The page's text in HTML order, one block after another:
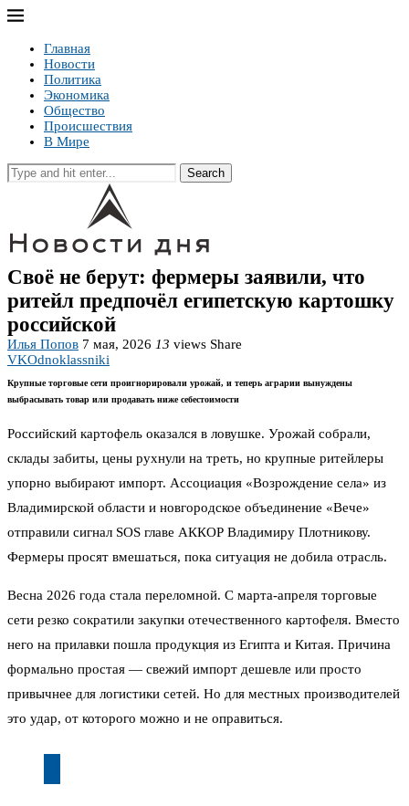
Главная
Новости
Политика
Экономика
Общество
Происшествия
В Мире
Search
Своё не берут: фермеры заявили, что
ритейл предпочёл египетскую картошку
российской
Илья Попов 7 мая, 2026 13 views Share
VKOdnoklassniki
Крупные торговые сети проигнорировали урожай, и теперь аграрии вынуждены
выбрасывать товар или продавать ниже себестоимости
Российский картофель оказался в ловушке. Урожай собрали,
склады забиты, цены рухнули на треть, но крупные ритейлеры
упорно выбирают импорт. Ассоциация «Возрождение села» из
Владимирской области и новгородское объединение «Вече»
отправили сигнал SOS главе АККОР Владимиру Плотникову.
Фермеры просят вмешаться, пока ситуация не добила отрасль.
Весна 2026 года стала переломной. С марта-апреля торговые
сети резко сократили закупки отечественного картофеля. Вместо
него на прилавки пошла продукция из Египта и Китая. Причина
формально простая — свежий импорт дешевле или просто
привычнее для логистики сетей. Но для местных производителей
это удар, от которого можно и не оправиться.